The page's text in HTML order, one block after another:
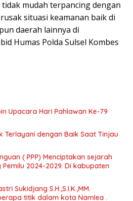
tidak mudah terpancing dengan
situasi keamanan baik di
daerah lainnya di
Humas Polda Sulsel Kombes
Upacara Hari Pahlawan Ke-79
Terlayani dengan Baik Saat Tinjau
( PPP) Menciptakan sejarah
2024-2029. Di kabupaten
Sukidjang S.H.,S.I.K.,MM.
titik dalam kota Namlea .